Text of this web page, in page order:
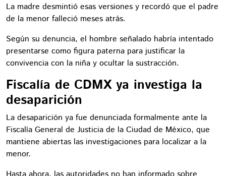
La madre desmintió esas versiones y recordó que el padre
de la menor falleció meses atrás.
Según su denuncia, el hombre señalado habría intentado
presentarse como figura paterna para justificar la
convivencia con la niña y ocultar la sustracción.
Fiscalía de CDMX ya investiga la
desaparición
La desaparición ya fue denunciada formalmente ante la
Fiscalía General de Justicia de la Ciudad de México, que
mantiene abiertas las investigaciones para localizar a la
menor.